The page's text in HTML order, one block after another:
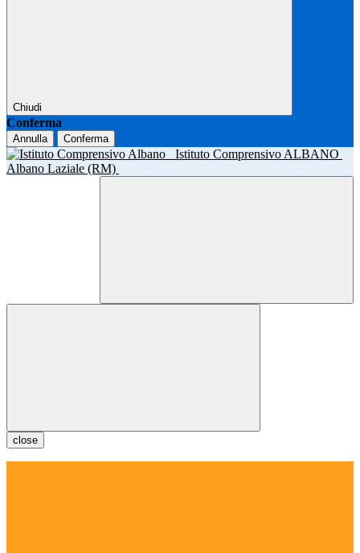
Chiudi
Conferma
Annulla Conferma
Istituto Comprensivo ALBANO
Albano Laziale (RM)
close